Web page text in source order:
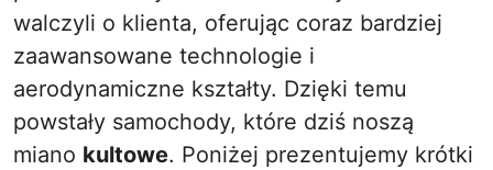
walczyli o klienta, oferując coraz bardziej
zaawansowane technologie i
aerodynamiczne kształty. Dzięki temu
powstały samochody, które dziś noszą
miano kultowe. Poniżej prezentujemy krótki